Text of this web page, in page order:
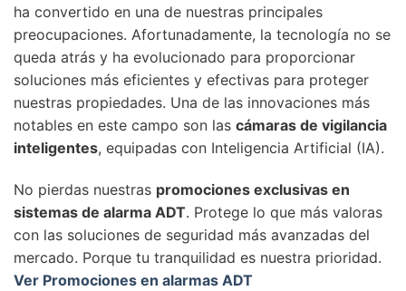
ha convertido en una de nuestras principales
preocupaciones. Afortunadamente, la tecnología no se
queda atrás y ha evolucionado para proporcionar
soluciones más eficientes y efectivas para proteger
nuestras propiedades. Una de las innovaciones más
notables en este campo son las cámaras de vigilancia
inteligentes, equipadas con Inteligencia Artificial (IA).
No pierdas nuestras promociones exclusivas en
sistemas de alarma ADT. Protege lo que más valoras
con las soluciones de seguridad más avanzadas del
mercado. Porque tu tranquilidad es nuestra prioridad.
Ver Promociones en alarmas ADT